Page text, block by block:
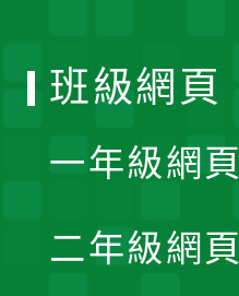
班級網頁
一年級網頁
二年級網頁